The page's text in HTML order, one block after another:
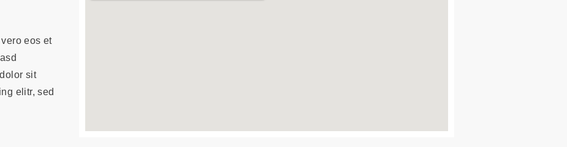
eos et
sit
elitr, sed